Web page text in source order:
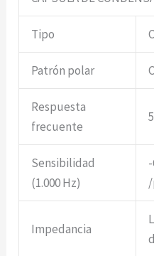
Tipo
Patrón polar
Respuesta
frecuente
Sensibilidad
(1.000 Hz)
Impedancia